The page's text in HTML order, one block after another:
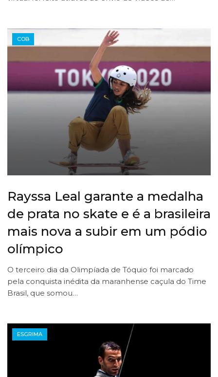
COB
Rayssa Leal garante a medalha
de prata no skate e é a brasileira
mais nova a subir em um pódio
olímpico
O terceiro dia da Olimpíada de Tóquio foi marcado
pela conquista inédita da maranhense caçula do Time
Brasil, que somou…
ESGRIMA